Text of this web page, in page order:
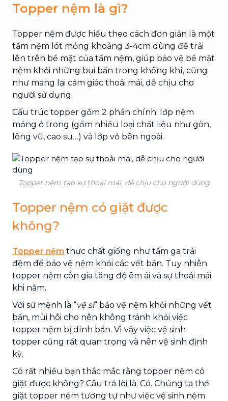
Topper nệm là gì?
Topper nệm được hiểu theo cách đơn giản là một
tấm nệm lót mỏng khoảng 3-4cm dùng để trải
lên trên bề mặt của tấm nệm, giúp bảo vệ bề mặt
nệm khỏi những bụi bẩn trong không khí, cũng
như mang lại cảm giác thoải mái, dễ chịu cho
người sử dụng.
Cấu trúc topper gồm 2 phần chính: lớp nệm
mỏng ở trong (gồm nhiều loại chất liệu như gòn,
lông vũ, cao su…) và lớp vỏ bên ngoài.
Topper nệm tạo sự thoải mái, dễ chịu cho người dùng
Topper nệm có giặt được
không?
Topper nệm thực chất giống như tấm ga trải
đệm để bảo vệ nệm khỏi các vết bẩn. Tuy nhiên
topper nệm còn gia tăng độ êm ái và sự thoải mái
khi nằm.
Với sứ mệnh là “vệ sĩ” bảo vệ nệm khỏi những vết
bẩn, mùi hôi cho nên không tránh khỏi việc
topper nệm bị dính bẩn. Vì vậy việc vệ sinh
topper cũng rất quan trọng và nên vệ sinh định
kỳ.
Có rất nhiều bạn thắc mắc rằng topper nệm có
giặt được không? Câu trả lời là: Có. Chúng ta thể
giặt topper nệm tương tự như việc vệ sinh nệm